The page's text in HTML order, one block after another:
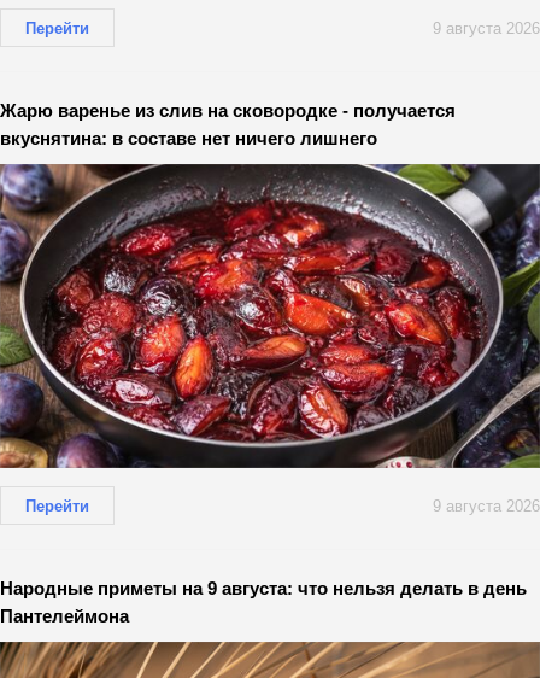
Перейти 9 августа 2026
Жарю варенье из слив на сковородке - получается
вкуснятина: в составе нет ничего лишнего
Перейти 9 августа 2026
Народные приметы на 9 августа: что нельзя делать в день
Пантелеймона